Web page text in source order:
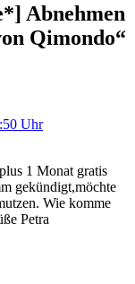
Abnehmen
Qimondo“
Uhr
1 Monat gratis
gekündigt,möchte
Wie komme
Petra